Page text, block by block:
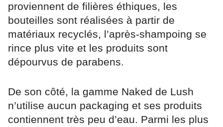
proviennent de filières éthiques, les
bouteilles sont réalisées à partir de
matériaux recyclés, l’après-shampoing se
rince plus vite et les produits sont
dépourvus de parabens.
De son côté, la gamme Naked de Lush
n’utilise aucun packaging et ses produits
contiennent très peu d’eau. Parmi les plus